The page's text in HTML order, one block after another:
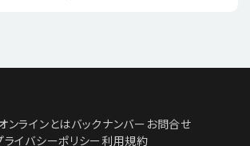
ンラインとはバックナンバー お問合せ
ライバシーポリシー利用規約